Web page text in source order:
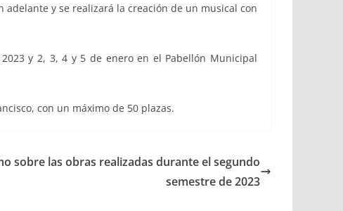
adelante y se realizará la creación de un musical con
y 2, 3, 4 y 5 de enero en el Pabellón Municipal
con un máximo de 50 plazas.
sobre las obras realizadas durante el segundo
semestre de 2023